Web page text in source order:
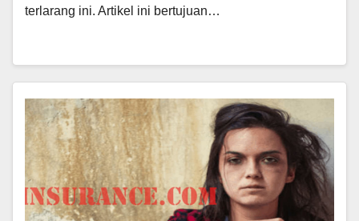
terlarang ini. Artikel ini bertujuan…